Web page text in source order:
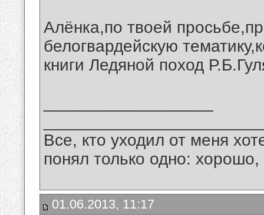
Алёнка,по твоей
белогвардейскую
книги Ледяной поход
Все, кто уходил от меня
понял только одно:
01.06.2013, 11:17